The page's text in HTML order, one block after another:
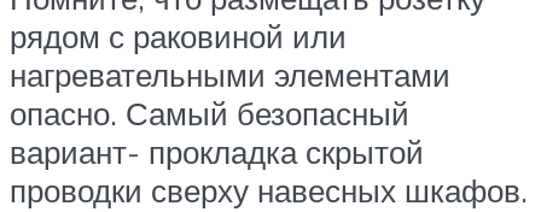
рядом с раковиной или
нагревательными элементами
опасно. Самый безопасный
вариант- прокладка скрытой
проводки сверху навесных шкафов.